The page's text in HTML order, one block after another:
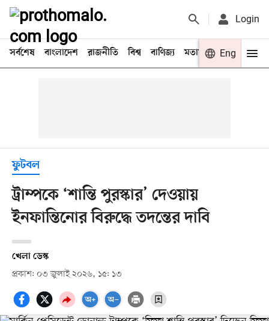
Login
সর্বশেষ বাংলাদেশ রাজনীতি বিশ্ব বাণিজ্য মতামত খেলা
Eng
ফুটবল
ট্রাম্পকে ‘শান্তি পুরস্কার’ দেওয়ায়
ইনফান্তিনোর বিরুদ্ধে তদন্তের দাবি
খেলা ডেস্ক
প্রকাশ: ০৩ জুলাই ২০২৬, ১৫: ১৩